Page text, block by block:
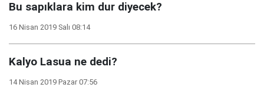
Bu sapıklara kim dur diyecek?
16 Nisan 2019 Salı 08:14
Kalyo Lasua ne dedi?
14 Nisan 2019 Pazar 07:56